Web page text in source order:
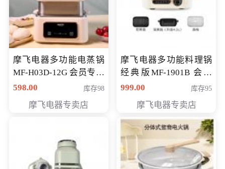
摩飞电器多功能电蒸锅
MF-H03D-12G 会员专享
价398元
598.00 库存98
摩飞电器专卖店
摩飞电器多功能料理锅
经典版MF-1901B 会员
专享价399元
999.00 库存95
摩飞电器专卖店